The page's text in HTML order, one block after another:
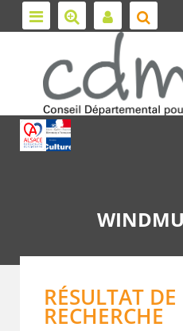
RÉSULTAT
RECHERCHE